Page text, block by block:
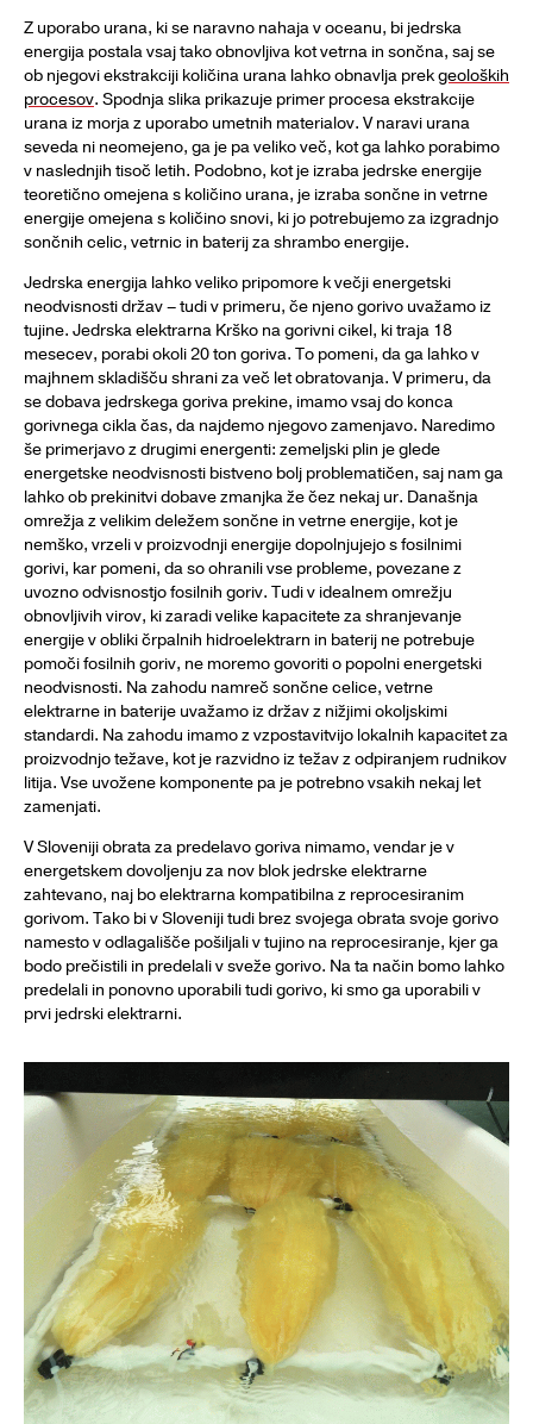
Z uporabo urana, ki se naravno nahaja v oceanu, bi jedrska
energija postala vsaj tako obnovljiva kot vetrna in sončna, saj se
ob njegovi ekstrakciji količina urana lahko obnavlja prekgeoloških
procesov. Spodnja slika prikazuje primer procesa ekstrakcije
urana iz morja z uporabo umetnih materialov. V naravi urana
seveda ni neomejeno, ga je pa veliko več, kot ga lahko porabimo
v naslednjih tisoč letih. Podobno, kot je izraba jedrske energije
teoretično omejena s količino urana, je izraba sončne in vetrne
energije omejena s količino snovi, ki jo potrebujemo za izgradnjo
sončnih celic, vetrnic in baterij za shrambo energije.
Jedrska energija lahko veliko pripomore k večji energetski
neodvisnosti držav – tudi v primeru, če njeno gorivo uvažamo iz
tujine. Jedrska elektrarna Krško na gorivni cikel, ki traja 18
mesecev, porabi okoli 20 ton goriva. To pomeni, da ga lahko v
majhnem skladišču shrani za več let obratovanja. V primeru, da
se dobava jedrskega goriva prekine, imamo vsaj do konca
gorivnega cikla čas, da najdemo njegovo zamenjavo. Naredimo
še primerjavo z drugimi energenti: zemeljski plin je glede
energetske neodvisnosti bistveno bolj problematičen, saj nam ga
lahko ob prekinitvi dobave zmanjka že čez nekaj ur. Današnja
omrežja z velikim deležem sončne in vetrne energije, kot je
nemško, vrzeli v proizvodnji energije dopolnjujejo s fosilnimi
gorivi, kar pomeni, da so ohranili vse probleme, povezane z
uvozno odvisnostjo fosilnih goriv. Tudi v idealnem omrežju
obnovljivih virov, ki zaradi velike kapacitete za shranjevanje
energije v obliki črpalnih hidroelektrarn in baterij ne potrebuje
pomoči fosilnih goriv, ne moremo govoriti o popolni energetski
neodvisnosti. Na zahodu namreč sončne celice, vetrne
elektrarne in baterije uvažamo iz držav z nižjimi okoljskimi
standardi. Na zahodu imamo z vzpostavitvijo lokalnih kapacitet za
proizvodnjo težave, kot je razvidno iz težav z odpiranjem rudnikov
litija. Vse uvožene komponente pa je potrebno vsakih nekaj let
zamenjati.
V Sloveniji obrata za predelavo goriva nimamo, vendar je v
energetskem dovoljenju za nov blok jedrske elektrarne
zahtevano, naj bo elektrarna kompatibilna z reprocesiranim
gorivom. Tako bi v Sloveniji tudi brez svojega obrata svoje gorivo
namesto v odlagališče pošiljali v tujino na reprocesiranje, kjer ga
bodo prečistili in predelali v sveže gorivo. Na ta način bomo lahko
predelali in ponovno uporabili tudi gorivo, ki smo ga uporabili v
prvi jedrski elektrarni.